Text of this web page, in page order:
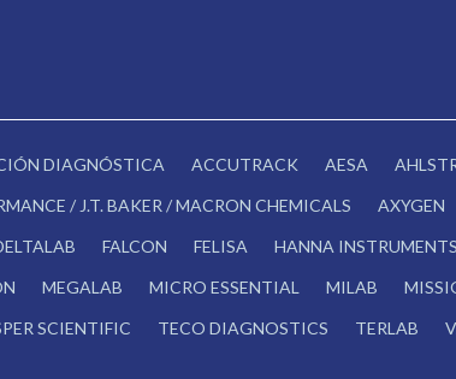
DIAGNÓSTICA ACCUTRACK AESA
/ J.T. BAKER / MACRON CHEMICALS AXYGEN
FALCON FELISA HANNA INSTRUMENTS
MEGALAB MICRO ESSENTIAL MILAB
SCIENTIFIC TECO DIAGNOSTICS TERLAB